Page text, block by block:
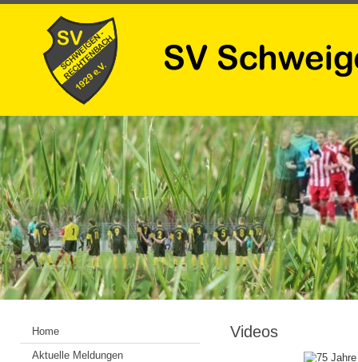
Home
Aktuelle Meldungen
Videos